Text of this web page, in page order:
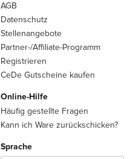
AGB
Datenschutz
Stellenangebote
Partner-/Affiliate-Programm
Registrieren
CeDe Gutscheine kaufen
Online-Hilfe
Häufig gestellte Fragen
Kann ich Ware zurückschicken?
Sprache